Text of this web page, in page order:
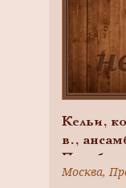
Кельи,
в.,